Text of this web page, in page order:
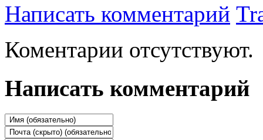
Написать комментарий
Коментарии отсутствуют.
Написать комментарий